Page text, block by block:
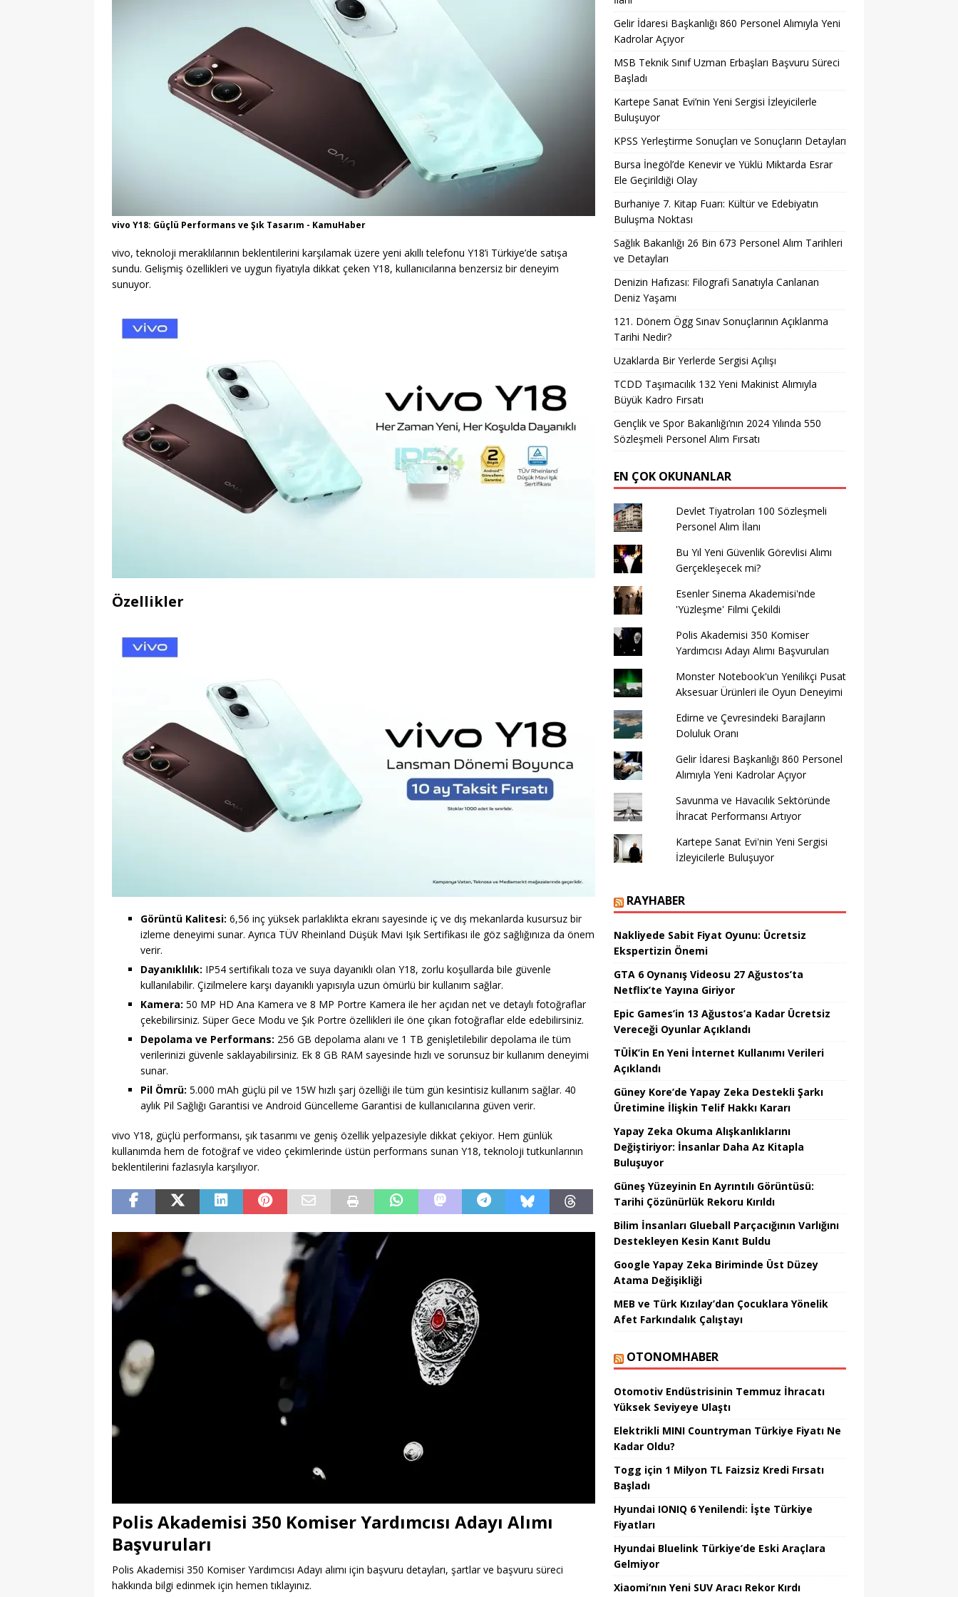
vivo Y18: Güçlü Performans ve Şık Tasarım - KamuHaber
vivo, teknoloji meraklılarının beklentilerini karşılamak üzere yeni akıllı telefonu Y18’i Türkiye’de satışa
sundu. Gelişmiş özellikleri ve uygun fiyatıyla dikkat çeken Y18, kullanıcılarına benzersiz bir deneyim
sunuyor.
Özellikler
Görüntü Kalitesi: 6,56 inç yüksek parlaklıkta ekranı sayesinde iç ve dış mekanlarda kusursuz bir
izleme deneyimi sunar. Ayrıca TÜV Rheinland Düşük Mavi Işık Sertifikası ile göz sağlığınıza da önem
verir.
Dayanıklılık: IP54 sertifikalı toza ve suya dayanıklı olan Y18, zorlu koşullarda bile güvenle
kullanılabilir. Çizilmelere karşı dayanıklı yapısıyla uzun ömürlü bir kullanım sağlar.
Kamera: 50 MP HD Ana Kamera ve 8 MP Portre Kamera ile her açıdan net ve detaylı fotoğraflar
çekebilirsiniz. Süper Gece Modu ve Şık Portre özellikleri ile öne çıkan fotoğraflar elde edebilirsiniz.
Depolama ve Performans: 256 GB depolama alanı ve 1 TB genişletilebilir depolama ile tüm
verilerinizi güvenle saklayabilirsiniz. Ek 8 GB RAM sayesinde hızlı ve sorunsuz bir kullanım deneyimi
sunar.
Pil Ömrü: 5.000 mAh güçlü pil ve 15W hızlı şarj özelliği ile tüm gün kesintisiz kullanım sağlar. 40
aylık Pil Sağlığı Garantisi ve Android Güncelleme Garantisi de kullanıcılarına güven verir.
vivo Y18, güçlü performansı, şık tasarımı ve geniş özellik yelpazesiyle dikkat çekiyor. Hem günlük
kullanımda hem de fotoğraf ve video çekimlerinde üstün performans sunan Y18, teknoloji tutkunlarının
beklentilerini fazlasıyla karşılıyor.
Polis Akademisi 350 Komiser Yardımcısı Adayı Alımı
Başvuruları
Polis Akademisi 350 Komiser Yardımcısı Adayı alımı için başvuru detayları, şartlar ve başvuru süreci
hakkında bilgi edinmek için hemen tıklayınız.
Gelir İdaresi Başkanlığı 860 Personel Alımıyla Yeni
Kadrolar Açıyor
MSB Teknik Sınıf Uzman Erbaşları Başvuru Süreci
Başladı
Kartepe Sanat Evi’nin Yeni Sergisi İzleyicilerle
Buluşuyor
KPSS Yerleştirme Sonuçları ve Sonuçların Detayları
Bursa İnegöl’de Kenevir ve Yüklü Miktarda Esrar
Ele Geçirildiği Olay
Burhaniye 7. Kitap Fuarı: Kültür ve Edebiyatın
Buluşma Noktası
Sağlık Bakanlığı 26 Bin 673 Personel Alım Tarihleri
ve Detayları
Denizin Hafızası: Filografi Sanatıyla Canlanan
Deniz Yaşamı
121. Dönem Ögg Sınav Sonuçlarının Açıklanma
Tarihi Nedir?
Uzaklarda Bir Yerlerde Sergisi Açılışı
TCDD Taşımacılık 132 Yeni Makinist Alımıyla
Büyük Kadro Fırsatı
Gençlik ve Spor Bakanlığı’nın 2024 Yılında 550
Sözleşmeli Personel Alım Fırsatı
EN ÇOK OKUNANLAR
Devlet Tiyatroları 100 Sözleşmeli
Personel Alım İlanı
Bu Yıl Yeni Güvenlik Görevlisi Alımı
Gerçekleşecek mi?
Esenler Sinema Akademisi'nde
'Yüzleşme' Filmi Çekildi
Polis Akademisi 350 Komiser
Yardımcısı Adayı Alımı Başvuruları
Monster Notebook'un Yenilikçi Pusat
Aksesuar Ürünleri ile Oyun Deneyimi
Edirne ve Çevresindeki Barajların
Doluluk Oranı
Gelir İdaresi Başkanlığı 860 Personel
Alımıyla Yeni Kadrolar Açıyor
Savunma ve Havacılık Sektöründe
İhracat Performansı Artıyor
Kartepe Sanat Evi'nin Yeni Sergisi
İzleyicilerle Buluşuyor
RAYHABER
Nakliyede Sabit Fiyat Oyunu: Ücretsiz
Ekspertizin Önemi
GTA 6 Oynanış Videosu 27 Ağustos’ta
Netflix’te Yayına Giriyor
Epic Games’in 13 Ağustos’a Kadar Ücretsiz
Vereceği Oyunlar Açıklandı
TÜİK’in En Yeni İnternet Kullanımı Verileri
Açıklandı
Güney Kore’de Yapay Zeka Destekli Şarkı
Üretimine İlişkin Telif Hakkı Kararı
Yapay Zeka Okuma Alışkanlıklarını
Değiştiriyor: İnsanlar Daha Az Kitapla
Buluşuyor
Güneş Yüzeyinin En Ayrıntılı Görüntüsü:
Tarihi Çözünürlük Rekoru Kırıldı
Bilim İnsanları Glueball Parçacığının Varlığını
Destekleyen Kesin Kanıt Buldu
Google Yapay Zeka Biriminde Üst Düzey
Atama Değişikliği
MEB ve Türk Kızılay’dan Çocuklara Yönelik
Afet Farkındalık Çalıştayı
OTONOMHABER
Otomotiv Endüstrisinin Temmuz İhracatı
Yüksek Seviyeye Ulaştı
Elektrikli MINI Countryman Türkiye Fiyatı Ne
Kadar Oldu?
Togg için 1 Milyon TL Faizsiz Kredi Fırsatı
Başladı
Hyundai IONIQ 6 Yenilendi: İşte Türkiye
Fiyatları
Hyundai Bluelink Türkiye’de Eski Araçlara
Gelmiyor
Xiaomi’nın Yeni SUV Aracı Rekor Kırdı